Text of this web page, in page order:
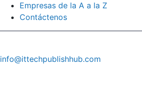
Empresas de la A a la Z
Contáctenos
info@ittechpublishhub.com